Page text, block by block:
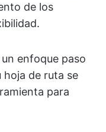
de los
enfoque paso
hoja de ruta se
para